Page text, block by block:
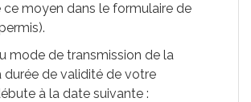
moyen dans le formulaire de
mode de transmission de la
durée de validité de votre
à la date suivante :